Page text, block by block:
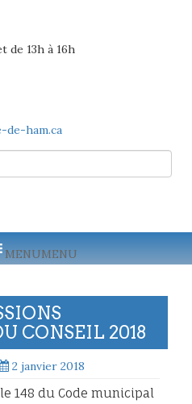
de 13h à 16h
de-ham.ca
MENUMENU
CONSEIL 2018
2 janvier 2018
148 du Code municipal